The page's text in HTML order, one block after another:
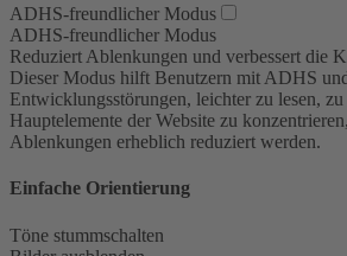
ADHS-freundlicher Modus
ADHS-freundlicher Modus
Reduziert Ablenkungen und verbessert die
Dieser Modus hilft Benutzern mit ADHS
Entwicklungsstörungen, leichter zu lesen,
Hauptelemente der Website zu
Ablenkungen erheblich reduziert werden.
Einfache Orientierung
Töne stummschalten